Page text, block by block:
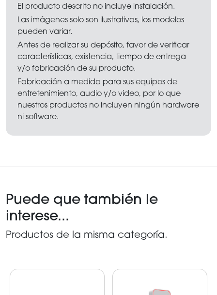
El producto descrito no incluye instalación.
Las imágenes solo son ilustrativas, los modelos
pueden variar.
Antes de realizar su depósito, favor de verificar
características, existencia, tiempo de entrega
y/o fabricación de su producto.
Fabricación a medida para sus equipos de
entretenimiento, audio y/o video, por lo que
nuestros productos no incluyen ningún hardware
ni software.
Puede que también le
interese...
Productos de la misma categoría.